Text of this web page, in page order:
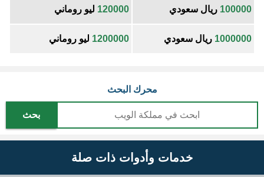
100000 ريال سعودي 120000 ليو روماني
1000000 ريال سعودي 1200000 ليو روماني
محرك البحث
بحث
خدمات وأدوات ذات صلة